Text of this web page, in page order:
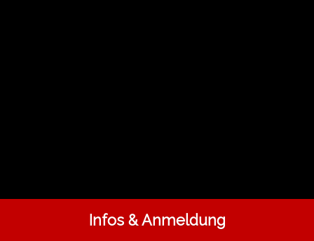
Infos & Anmeldung